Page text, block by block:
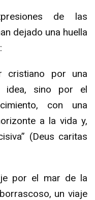
de las
dejado una huella
cristiano por una
idea, sino por el
con una
a la vida y,
(Deus caritas
por el mar de la
un viaje